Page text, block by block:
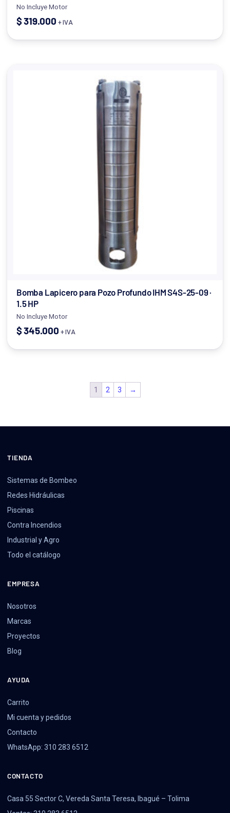
No Incluye Motor
$319.000 + IVA
Bomba Lapicero para Pozo Profundo IHM S4S-25-09 ·
1.5 HP
No Incluye Motor
$345.000 + IVA
1 2 3 →
TIENDA
Sistemas de Bombeo
Redes Hidráulicas
Piscinas
Contra Incendios
Industrial y Agro
Todo el catálogo
EMPRESA
Nosotros
Marcas
Proyectos
Blog
AYUDA
Carrito
Mi cuenta y pedidos
Contacto
WhatsApp: 310 283 6512
CONTACTO
Casa 55 Sector C, Vereda Santa Teresa, Ibagué – Tolima